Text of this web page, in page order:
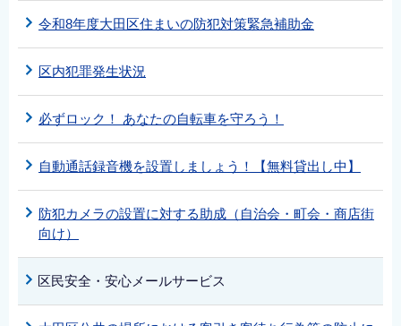
令和8年度大田区住まいの防犯対策緊急補助金
区内犯罪発生状況
必ずロック！ あなたの自転車を守ろう！
自動通話録音機を設置しましょう！【無料貸出し中】
防犯カメラの設置に対する助成（自治会・町会・商店街
向け）
区民安全・安心メールサービス